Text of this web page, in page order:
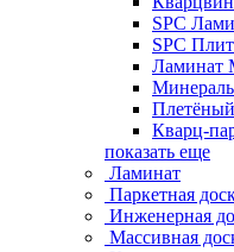
SPC
SPC
Ламинат
Кварц-
показать еще
Ламинат
Паркетная
Инженерная
Массивная